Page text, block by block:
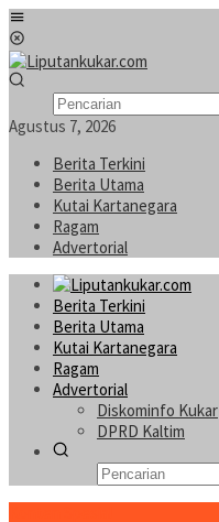
Loncat
ke
konten
Agustus 7, 2026
Berita Terkini
Berita Utama
Kutai Kartanegara
Ragam
Advertorial
Berita Terkini
Berita Utama
Kutai Kartanegara
Ragam
Advertorial
Diskominfo Kukar
DPRD Kaltim